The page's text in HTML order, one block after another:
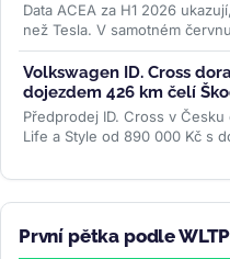
Data ACEA za H1 2026
než Tesla. V samotném
ceny paliv i...>>
Volkswagen ID. Cross
dojezdem 426 km čelí
Předprodej ID. Cross v
Life a Style od 890 000 Kč s
První pětka podle WLTP